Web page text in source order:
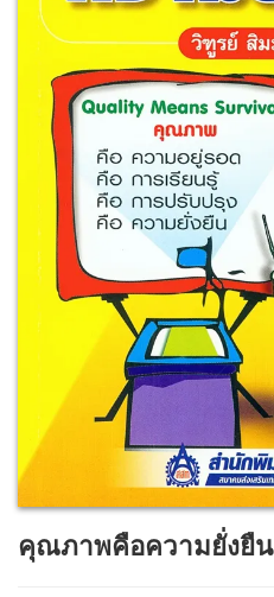
คุณภาพคือความยั่งยืน